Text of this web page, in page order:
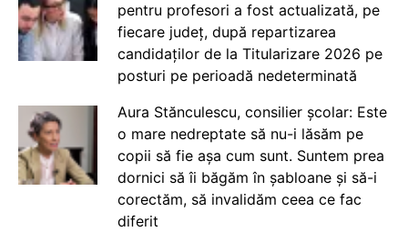
pentru profesori a fost actualizată, pe
fiecare județ, după repartizarea
candidaților de la Titularizare 2026 pe
posturi pe perioadă nedeterminată
Aura Stănculescu, consilier școlar: Este
o mare nedreptate să nu-i lăsăm pe
copii să fie așa cum sunt. Suntem prea
dornici să îi băgăm în șabloane și să-i
corectăm, să invalidăm ceea ce fac
diferit